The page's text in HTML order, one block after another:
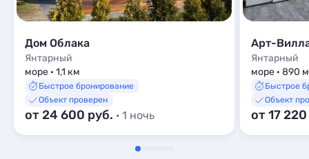
Дом Облака
Янтарный
море · 1,1 км
Быстрое бронирование
Объект проверен
от 24 600 руб. · 1 ночь
Арт-
Янтарный
море · 890 м
Быстрое
Объект
от 17